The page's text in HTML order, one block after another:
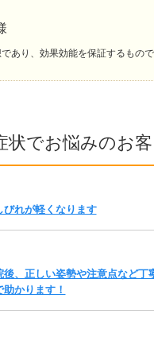
あり、効果効能を保証するもので
状でお悩みのお
びれが軽くなります
後、正しい姿勢や注意点など丁
かります！